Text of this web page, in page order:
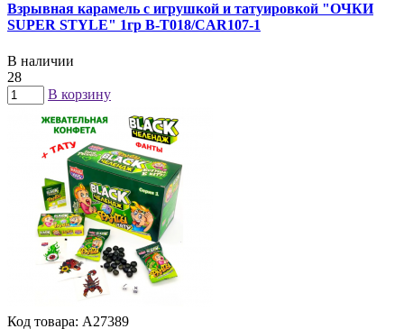
Взрывная карамель с игрушкой и татуировкой "ОЧКИ
SUPER STYLE" 1гр B-T018/CAR107-1
В наличии
28
В корзину
Код товара: А27389